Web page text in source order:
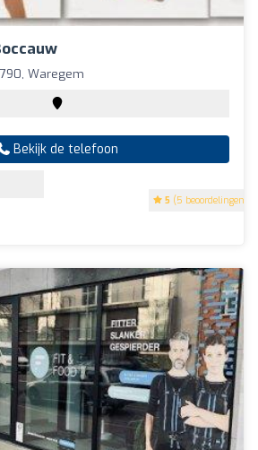
5 (5 beoordelingen)
Waregem
Bekijk de telefoon